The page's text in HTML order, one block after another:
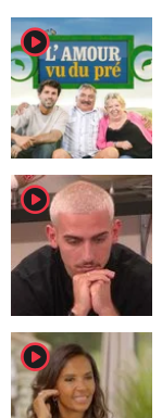
player2
player2
player2